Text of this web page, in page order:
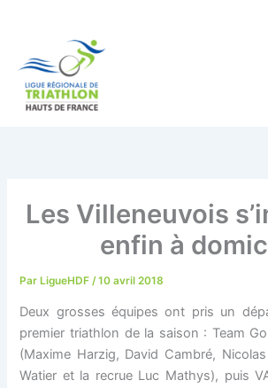
Les Villeneuvois
enfin à
ParLigueHDF /10 avril 2018
Deux grosses équipes ont pris un
premier triathlon de la saison : Team
(Maxime Harzig, David Cambré,
Watier et la recrue Luc Mathys), puis